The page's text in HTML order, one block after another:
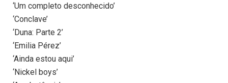
‘Um completo desconhecido’
‘Conclave’
‘Duna: Parte 2’
‘Emilia Pérez’
‘Ainda estou aqui’
‘Nickel boys’